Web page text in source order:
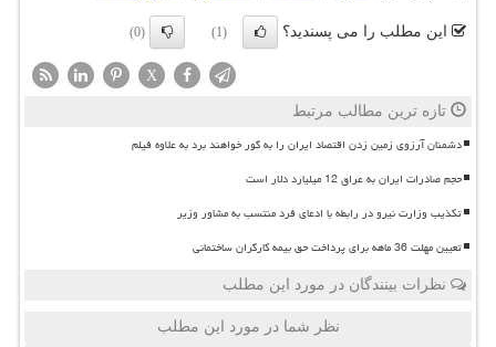
این مطلب را می پسندید؟ (1)
(0)
X
تازه ترین مطالب مرتبط
دشمنان آرزوی زمین زدن اقتصاد ایران را به گور خواهند برد به علاوه فیلم
حجم صادرات ایران به عراق 12 میلیارد دلار است
تکذیب وزارت نیرو در رابطه با ادعای فرد منتسب به مشاور وزیر
تعیین مهلت 36 ماهه برای پرداخت حق بیمه کارگران ساختمانی
نظرات بینندگان در مورد این مطلب
نظر شما در مورد این مطلب